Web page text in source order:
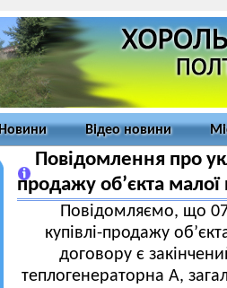
Новини Відео новини
Повідомлення про
продажу об’єкта малої
Повідомляємо, що
купівлі-продажу
договору є
теплогенераторна А,